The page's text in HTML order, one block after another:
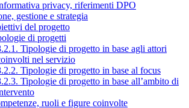
privacy, riferimenti DPO
gestione e strategia
del progetto
di progetti
Tipologie di progetto in base agli attori
nel servizio
Tipologie di progetto in base al focus
Tipologie di progetto in base all’ambito di
ruoli e figure coinvolte